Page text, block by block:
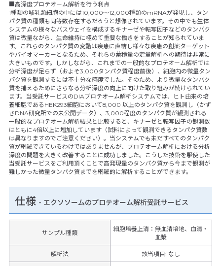
■高深度プロテオーム解析を行う利点
1種類の哺乳類細胞の中には10,000～12,000種類のmRNAが発現し、タン
パク質の種類も同等数存在するだろうと想像されています。その中でも生体
システムの様々なパスウェイを構成するキナーゼや転写因子などのタンパク
質は微量ながら、生命維持に極めて重要な働きをすることが知られていま
す。これらのタンパク質の変動は疾患に直結し様々な疾患の創薬ターゲット
やバイオマーカーとなるため、それらの蓄積量の定量解析への期待は非常に
大きいものです。しかしながら、これまでの一般的なプロテオーム解析では
分析深度が足らず（およそ3,000タンパク質程度前後）、細胞内の微量タン
パク質を観測するには不十分な感度でした。そのため、より微量なタンパク
質を捕えるためにさらなる分析深度の向上に向けた取り組みが続けられてい
ます。当受託サービスのDIAプロテオーム解析システムでは、ヒト由来の培
養細胞であるHEK293細胞において8,000 以上のタンパク質を観測し（かず
さDNA研究所での未公開データ）、3,000程度のタンパク質が観測される
一般的なプロテオーム解析結果と比較すると、キナーゼと転写因子の観測数
はともに4倍以上に増加しています（試料によって観測できるタンパク質数
は異なりますのでご注意ください）。当システムでも未だすべてのタンパク
質が網羅できているわけではありませんが、プロテオーム解析における分析
深度の問題を大きく改善することに成功しました。こうした技術を駆使した
当受託サービスをご利用頂くことで高発現量のタンパク質から今まで観測が
難しかった微量タンパク質までを網羅的に解析することができます。
仕様 - エクソソームのプロテオーム解析受託サービス
サンプル種類
細胞培養上清：無血清培地、血清・
血漿
解析法 該当項目: なし